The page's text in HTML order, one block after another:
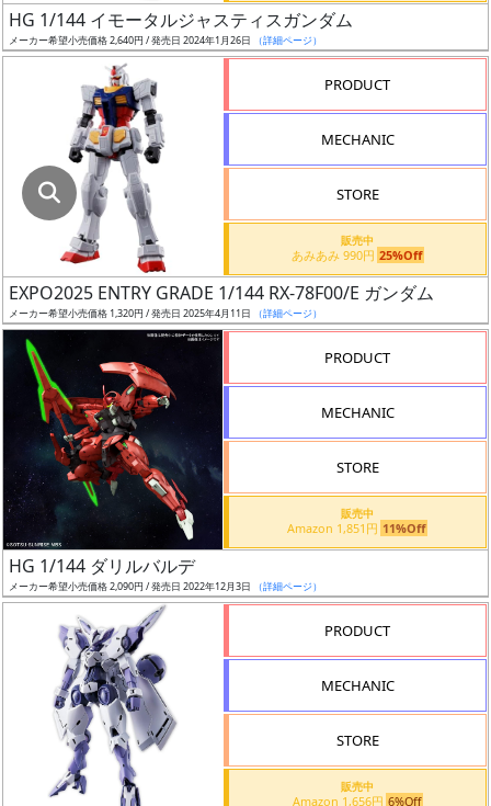
最
安
ク
ス
ア
ス
ト
レ
ー
タ
ー
HG 1/144 イモータルジャスティスガンダム
メーカー希望小売価格 2,640円 / 発売日 2024年1月26日 （詳細ページ）
PRODUCT
MECHANIC
STORE
販売中
あみあみ 990円 25%Off
EXPO2025 ENTRY GRADE 1/144 RX-78F00/E ガンダム
メーカー希望小売価格 1,320円 / 発売日 2025年4月11日 （詳細ページ）
PRODUCT
MECHANIC
STORE
販売中
Amazon 1,851円 11%Off
HG 1/144 ダリルバルデ
メーカー希望小売価格 2,090円 / 発売日 2022年12月3日 （詳細ページ）
PRODUCT
MECHANIC
STORE
販売中
Amazon 1,656円 6%Off